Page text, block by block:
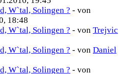
W`tal, Solingen ? - von
18:48
W`tal, Solingen ? - von Trejvic
W`tal, Solingen ? - von Daniel
W`tal, Solingen ? - von